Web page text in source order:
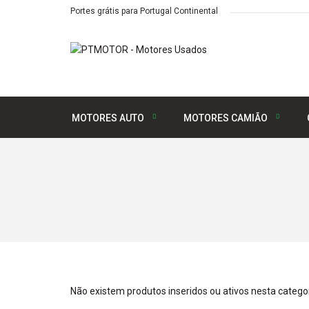
Portes grátis para Portugal Continental
MOTORES AUTO MOTORES CAMIÃO
Não existem produtos inseridos ou ativos nesta